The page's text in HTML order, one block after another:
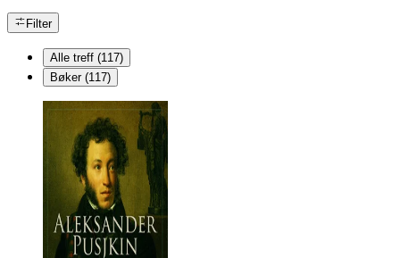
Filter
Alle treff (117)
Bøker (117)